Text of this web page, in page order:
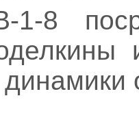
1-8
динамики